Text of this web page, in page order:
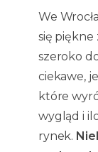
We
się piękne
szeroko
ciekawe,
które
wygląd i
rynek.